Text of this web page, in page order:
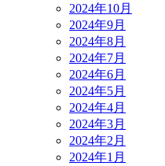
2024年10月
2024年9月
2024年8月
2024年7月
2024年6月
2024年5月
2024年4月
2024年3月
2024年2月
2024年1月